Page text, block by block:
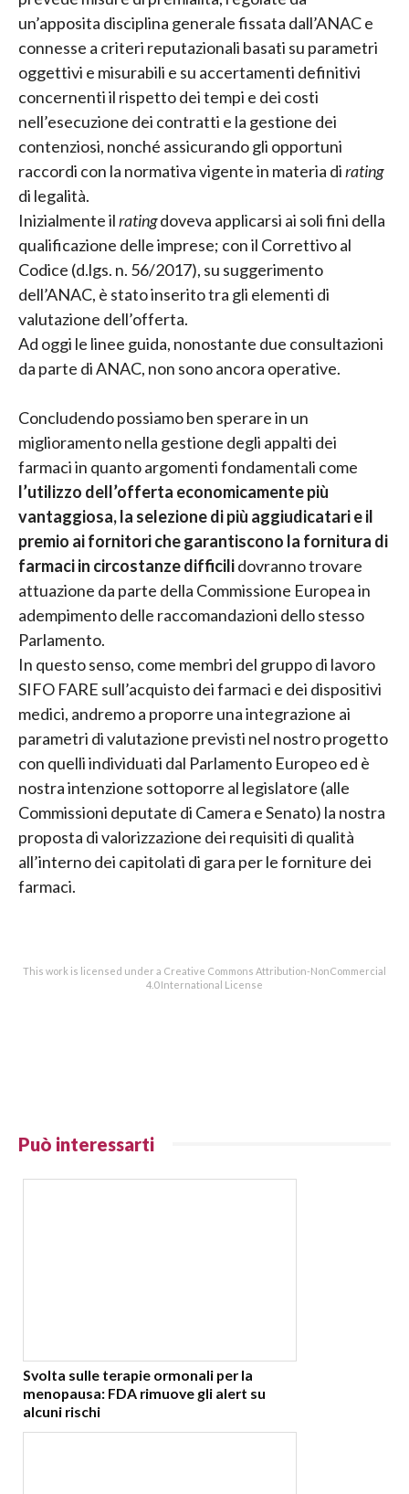
un’apposita disciplina generale fissata dall’ANAC e
connesse a criteri reputazionali basati su parametri
oggettivi e misurabili e su accertamenti definitivi
concernenti il rispetto dei tempi e dei costi
nell’esecuzione dei contratti e la gestione dei
contenziosi, nonché assicurando gli opportuni
raccordi con la normativa vigente in materia dirating
di legalità.
Inizialmente ilratingdoveva applicarsi ai soli fini della
qualificazione delle imprese; con il Correttivo al
Codice (d.lgs. n. 56/2017), su suggerimento
dell’ANAC, è stato inserito tra gli elementi di
valutazione dell’offerta.
Ad oggi le linee guida, nonostante due consultazioni
da parte di ANAC, non sono ancora operative.
Concludendo possiamo ben sperare in un
miglioramento nella gestione degli appalti dei
farmaci in quanto argomenti fondamentali come
l’utilizzo dell’offerta economicamente più
vantaggiosa, la selezione di più aggiudicatari e il
premio ai fornitori che garantiscono la fornitura di
farmaci in circostanze difficilidovranno trovare
attuazione da parte della Commissione Europea in
adempimento delle raccomandazioni dello stesso
Parlamento.
In questo senso, come membri del gruppo di lavoro
SIFO FARE sull’acquisto dei farmaci e dei dispositivi
medici, andremo a proporre una integrazione ai
parametri di valutazione previsti nel nostro progetto
con quelli individuati dal Parlamento Europeo ed è
nostra intenzione sottoporre al legislatore (alle
Commissioni deputate di Camera e Senato) la nostra
proposta di valorizzazione dei requisiti di qualità
all’interno dei capitolati di gara per le forniture dei
farmaci.
This work is licensed under a Creative Commons Attribution-NonCommercial
4.0 International License
Può interessarti
Svolta sulle terapie ormonali per la
menopausa: FDA rimuove gli alert su
alcuni rischi